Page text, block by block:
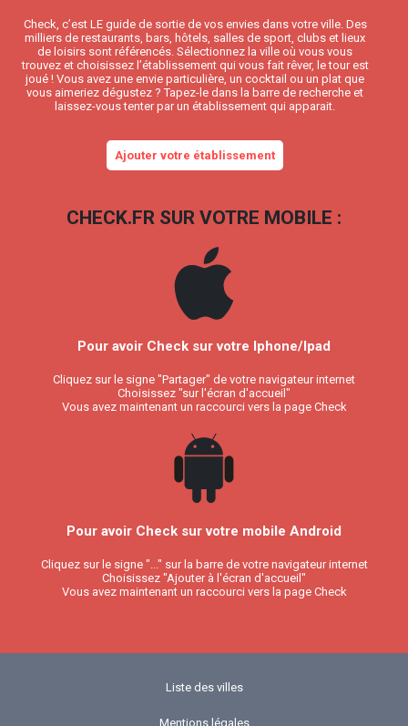
Check, c’est LE guide de sortie de vos envies dans votre ville. Des
milliers de restaurants, bars, hôtels, salles de sport, clubs et lieux
de loisirs sont référencés. Sélectionnez la ville où vous vous
trouvez et choisissez l’établissement qui vous fait rêver, le tour est
joué ! Vous avez une envie particulière, un cocktail ou un plat que
vous aimeriez dégustez ? Tapez-le dans la barre de recherche et
laissez-vous tenter par un établissement qui apparait.
Ajouter votre établissement
CHECK.FR SUR VOTRE MOBILE :
Pour avoir Check sur votre Iphone/Ipad
Cliquez sur le signe "Partager" de votre navigateur internet
Choisissez "sur l'écran d'accueil"
Vous avez maintenant un raccourci vers la page Check
Pour avoir Check sur votre mobile Android
Cliquez sur le signe "..." sur la barre de votre navigateur internet
Choisissez "Ajouter à l'écran d'accueil"
Vous avez maintenant un raccourci vers la page Check
Liste des villes
Mentions légales